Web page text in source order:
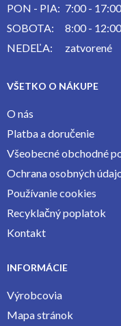
PON - PIA: 7:00 - 17:00
SOBOTA:
8:00 - 12:00
NEDEĽA:
zatvorené
VŠETKO O NÁKUPE
O nás
Platba a doručenie
Všeobecné obchodné
Ochrana osobných
Používanie cookies
Recyklačný poplatok
Kontakt
INFORMÁCIE
Výrobcovia
Mapa stránok